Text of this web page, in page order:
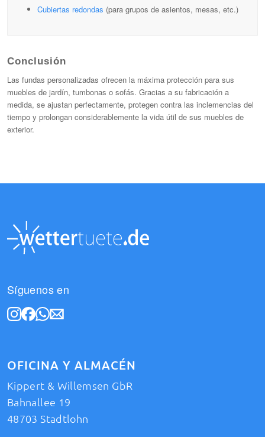
Cubiertas redondas (para grupos de asientos, mesas, etc.)
Conclusión
Las fundas personalizadas ofrecen la máxima protección para sus
muebles de jardín, tumbonas o sofás. Gracias a su fabricación a
medida, se ajustan perfectamente, protegen contra las inclemencias del
tiempo y prolongan considerablemente la vida útil de sus muebles de
exterior.
Síguenos en
OFICINA Y ALMACÉN
Kippert & Willemsen GbR
Bahnallee 19
48703 Stadtlohn